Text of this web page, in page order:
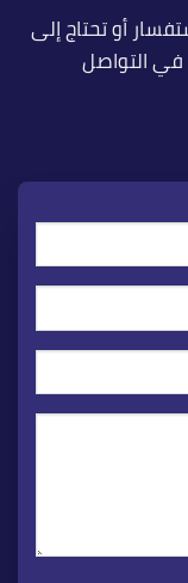
أو تحتاج إلى
في التواصل